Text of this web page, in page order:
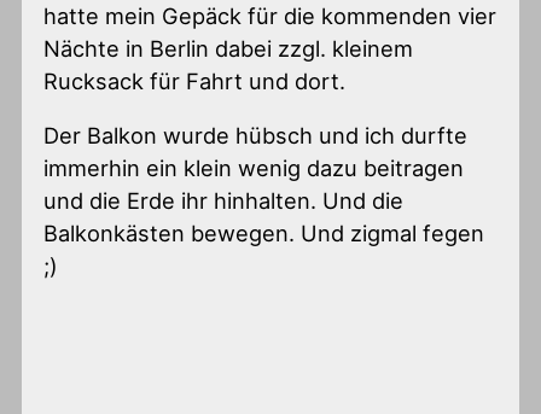
hatte mein Gepäck für die kommenden vier
Nächte in Berlin dabei zzgl. kleinem
Rucksack für Fahrt und dort.
Der Balkon wurde hübsch und ich durfte
immerhin ein klein wenig dazu beitragen
und die Erde ihr hinhalten. Und die
Balkonkästen bewegen. Und zigmal fegen
;)